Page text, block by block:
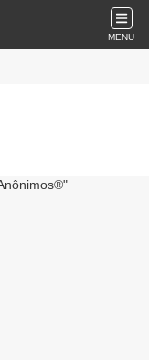
MENU